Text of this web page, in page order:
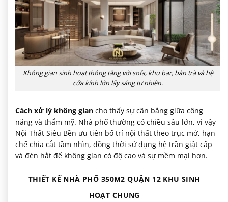
Không gian sinh hoạt thông tầng với sofa, khu bar, bàn trà và hệ
cửa kính lớn lấy sáng tự nhiên.
Cách xử lý không gian cho thấy sự cân bằng giữa công
năng và thẩm mỹ. Nhà phố thường có chiều sâu lớn, vì vậy
Nội Thất Siêu Bền ưu tiên bố trí nội thất theo trục mở, hạn
chế chia cắt tầm nhìn, đồng thời sử dụng hệ trần giật cấp
và đèn hắt để không gian có độ cao và sự mềm mại hơn.
THIẾT KẾ NHÀ PHỐ 350M2 QUẬN 12 KHU SINH
HOẠT CHUNG